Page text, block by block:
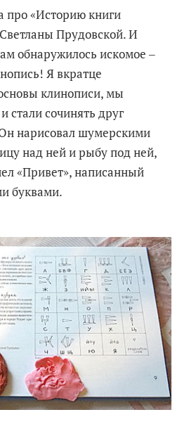
«Историю книги
Прудовской. И
обнаружилось искомое ‒
Я вкратце
клинописи, мы
стали сочинять друг
нарисовал шумерскими
над ней и рыбу под ней,
«Привет», написанный
буквами.